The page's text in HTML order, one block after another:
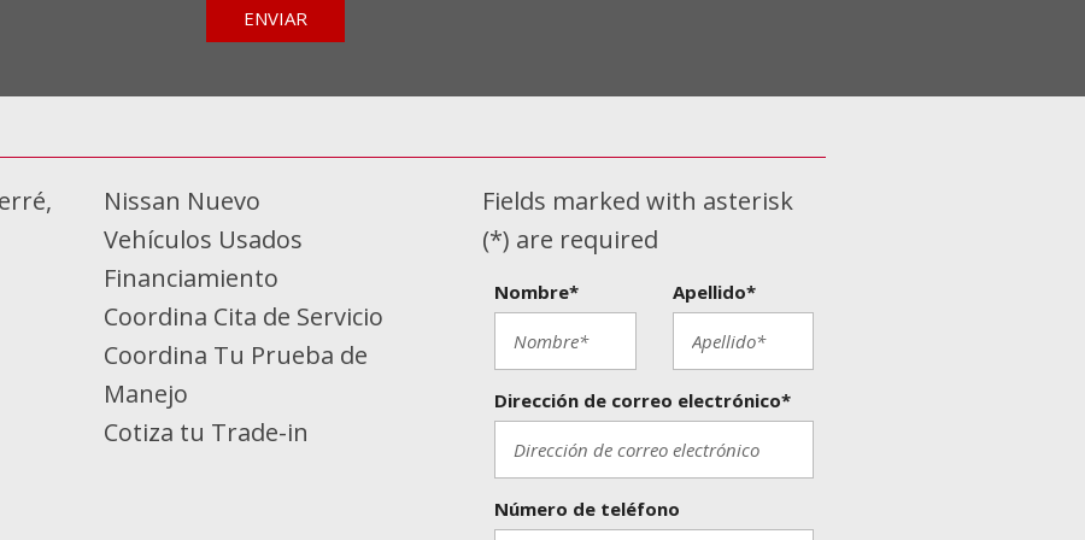
ENVIAR
Nissan Nuevo
Vehículos Usados
Financiamiento
Coordina Cita de Servicio
Coordina Tu Prueba de
Manejo
Cotiza tu Trade-in
Fields marked with asterisk
(*) are required
Nombre* Apellido*
Dirección de correo electrónico*
Número de teléfono